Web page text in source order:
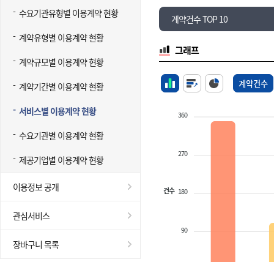
수요기관유형별 이용계약 현황
계약유형별 이용계약 현황
계약규모별 이용계약 현황
계약기간별 이용계약 현황
서비스별 이용계약 현황
수요기관별 이용계약 현황
제공기업별 이용계약 현황
이용정보 공개
관심서비스
장바구니 목록
계약건수 TOP 10
그래프
계약건수
360
270
180
90
건수